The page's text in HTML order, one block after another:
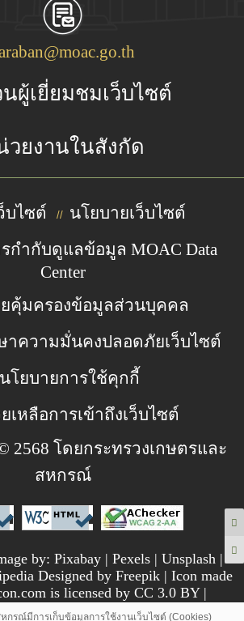
ผู้เยี่ยมชมเว็บไซต์
วยงานในสังกัด
บไซต์ // นโยบายเว็บไซต์
กำกับดูแลข้อมูล MOAC Data
Center
คุ้มครองข้อมูลส่วนบุคคล
าความมั่นคงปลอดภัยเว็บไซต์
นโยบายการใช้คุกกี้
เหลือการเข้าถึงเว็บไซต์
2568 โดยกระทรวงเกษตรและ
สหกรณ์
by: Pixabay | Pexels | Unsplash |
Designed by Freepik | Icon made
is licensed by CC 3.0 BY |
pngtree.com
หกรณ์มีการเก็บข้อมูลการใช้งานเว็บไซต์ (Cookies)